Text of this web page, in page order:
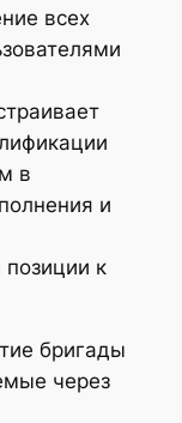
всех
в
и
позиции к
бригады
через